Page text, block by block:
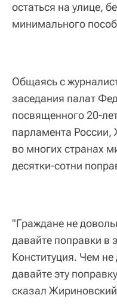
остаться на улице,
минимального
Общаясь с
заседания палат
посвященного 20-
парламента России,
во многих странах
десятки-сотни
"Граждане не
давайте поправки в
Конституция. Чем
давайте эту
сказал